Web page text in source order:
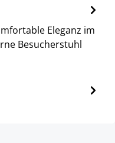
Eleganz im
Besucherstuhl